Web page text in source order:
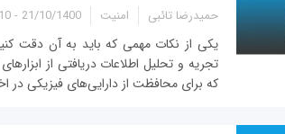
حمیدرضا تائبی امنیت 21/10/1400 - 12:10
یکی از نکات مهمی که باید به آن دقت
تجریه و تحلیل اطلاعات دریافتی از
که برای محافظت از دارایی‌های فیزیکی در